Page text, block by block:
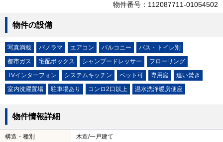
物件番号：112087711-01054502
物件の設備
写真満載 パノラマ エアコン バルコニー
バス・トイレ別
都市ガス
宅配ボックス シャンプードレッサー
フローリング
TVインターフォン
システムキッチン ペット可 専用庭
追い焚き
室内洗濯置場
駐車場あり コンロ2口以上 温水洗浄暖房便座
物件情報詳細
構造・種別 木造/一戸建て